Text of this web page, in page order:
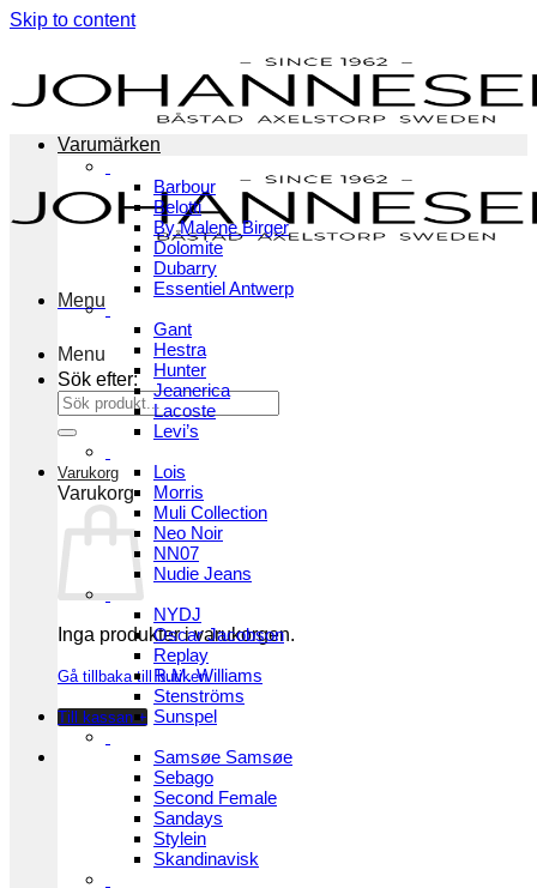
Skip to content
Menu
Menu
Sök efter:
Varukorg
Varukorg
Inga produkter i varukorgen.
Gå tillbaka till butiken
Till kassan +
Varumärken
Barbour
Belotti
By Malene Birger
Dolomite
Dubarry
Essentiel Antwerp
Gant
Hestra
Hunter
Jeanerica
Lacoste
Levi’s
Lois
Morris
Muli Collection
Neo Noir
NN07
Nudie Jeans
NYDJ
Oscar Jacobson
Replay
R.M. Williams
Stenströms
Sunspel
Samsøe Samsøe
Sebago
Second Female
Sandays
Stylein
Skandinavisk